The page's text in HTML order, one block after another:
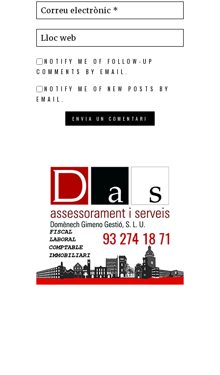
NOTIFY ME OF FOLLOW-UP
COMMENTS BY EMAIL.
NOTIFY ME OF NEW POSTS BY
EMAIL.